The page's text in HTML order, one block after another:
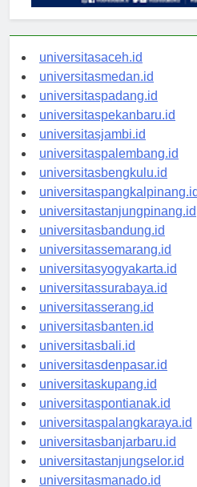
universitasaceh.id
universitasmedan.id
universitaspadang.id
universitaspekanbaru.id
universitasjambi.id
universitaspalembang.id
universitasbengkulu.id
universitaspangkalpinang.id
universitastanjungpinang.id
universitasbandung.id
universitassemarang.id
universitasyogyakarta.id
universitassurabaya.id
universitasserang.id
universitasbanten.id
universitasbali.id
universitasdenpasar.id
universitaskupang.id
universitaspontianak.id
universitaspalangkaraya.id
universitasbanjarbaru.id
universitastanjungselor.id